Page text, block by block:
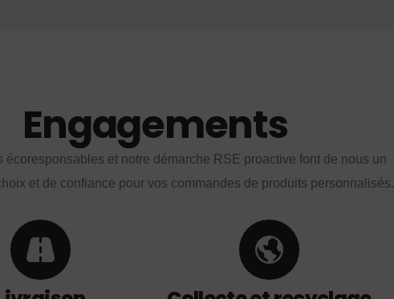
Engagements
écoresponsables et notre démarche RSE proactive font de nous un
et de confiance pour vos commandes de produits personnalisés.